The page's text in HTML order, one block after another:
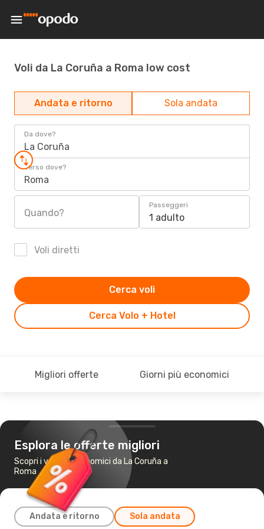
Voli da La Coruña a Roma low cost
Andata e ritorno Sola andata
Da dove?
La Coruña
Verso dove?
Roma
Quando?
Passeggeri
1 adulto
Voli diretti
Cerca Volo + Hotel
Cerca voli
Migliori offerte Giorni più economici
Esplora le offerte migliori
Scopri i voli più economici da La Coruña a
Roma
Andata e ritorno Sola andata